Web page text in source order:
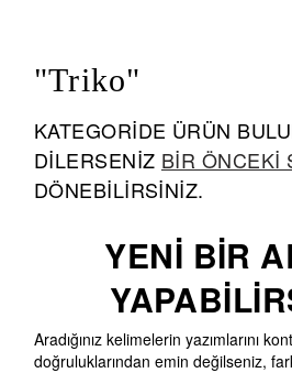
"Triko"
KATEGORIDE ÜRÜN
DILERSENIZ BIR ÖNCEKI
DÖNEBILIRSINIZ.
YENI BIR
Aradığınız kelimelerin yazımlarını
doğruluklarından emin değilseniz,